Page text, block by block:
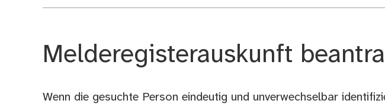
Melderegisterauskunft
Beschreibung
Wenn die gesuchte Person eindeutig und unverwechselbar